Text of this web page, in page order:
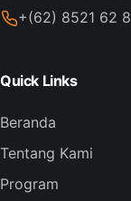
+(62) 8521 62
Quick Links
Beranda
Tentang Kami
Program